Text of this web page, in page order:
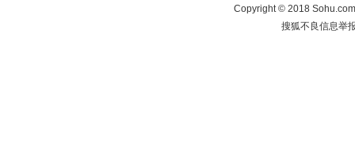
Copyright©2018
搜狐不良信息举